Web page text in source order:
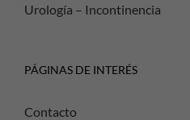
Urología – Incontinencia
PÁGINAS DE INTERÉS
Contacto